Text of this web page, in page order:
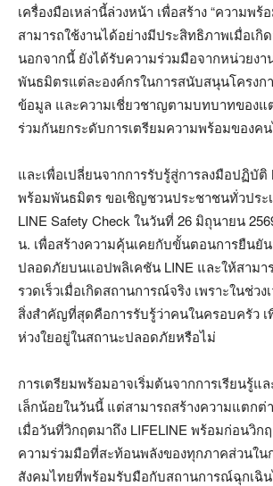
เครื่องมือเหล่านี้ล่วงหน้า เพื่อสร้าง “ความพร้
สามารถใช้งานได้อย่างมีประสิทธิภาพเมื่อเกิ
นอกจากนี้ ยังได้รับความร่วมมือจากหน่วยงา
พันธมิตรแต่ละองค์กรในการสนับสนุนโครงก
ข้อมูล และความเชี่ยวชาญตามบทบาทของแ
ร่วมกันยกระดับการเตรียมความพร้อมของค
และเพื่อเปลี่ยนจากการรับรู้สู่การลงมือปฏิบัติ
พร้อมพันธมิตร ขอเชิญชวนประชาชนทั่วประ
LINE Safety Check ในวันที่ 26 มิถุนายน
น. เพื่อสร้างความคุ้นเคยกับขั้นตอนการยืนยั
ปลอดภัยบนแอปพลิเคชัน LINE และให้สามา
รวดเร็วเมื่อเกิดสถานการณ์จริง เพราะในช่ว
สิ่งสำคัญที่สุดคือการรับรู้ว่าคนในครอบครัว เ
ห่วงใยอยู่ในสถานะปลอดภัยหรือไม่
การเตรียมพร้อมอาจเริ่มต้นจากการเรียนรู้แ
เล็กน้อยในวันนี้ แต่สามารถสร้างความแตกต่
เมื่อวันที่วิกฤตมาถึง LIFELINE พร้อมก่อนวิก
ความร่วมมือที่สะท้อนพลังของทุกภาคส่วนใน
สังคมไทยที่พร้อมรับมือกับสถานการณ์ฉุกเฉิ